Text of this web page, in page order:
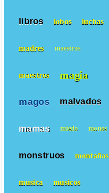
libros lobos luchas
madres maestras
maestros magia
magos malvados
mamas miedo monos
monstruos montañas
musica musicos